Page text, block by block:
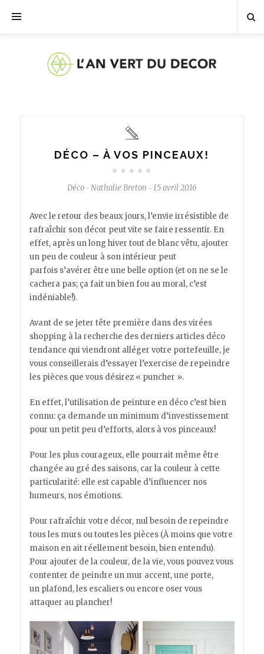
DÉCO – À VOS PINCEAUX!
Déco - Nathalie Breton - 15 avril 2016
Avec le retour des beaux jours, l’envie irrésistible de
rafraîchir son décor peut vite se faire ressentir. En
effet, après un long hiver tout de blanc vêtu, ajouter
un peu de couleur à son intérieur peut
parfois s’avérer être une belle option (et on ne se le
cachera pas; ça fait un bien fou au moral, c’est
indéniable!).
Avant de se jeter tête première dans des virées
shopping à la recherche des derniers articles déco
tendance qui viendront alléger votre portefeuille, je
vous conseillerais d’essayer l’exercise de repeindre
les pièces que vous désirez « puncher ».
En effet, l’utilisation de peinture en déco c’est bien
connu: ça demande un minimum d’investissement
pour un petit peu d’efforts, alors à vos pinceaux!
Pour les plus courageux, elle pourrait même être
changée au gré des saisons, car la couleur à cette
particularité: elle est capable d’influencer nos
humeurs, nos émotions.
Pour rafraîchir votre décor, nul besoin de repeindre
tous les murs ou toutes les pièces (À moins que votre
maison en ait réellement besoin, bien entendu).
Pour ajouter de la couleur, de la vie, vous pouvez vous
contenter de peindre un mur accent, une porte,
un plafond, les escaliers ou encore oser vous
attaquer au plancher!